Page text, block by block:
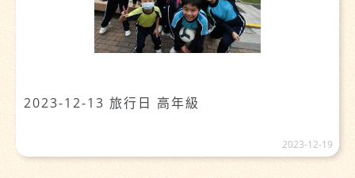
2023-12-13 旅行日 高年級
2023-12-19